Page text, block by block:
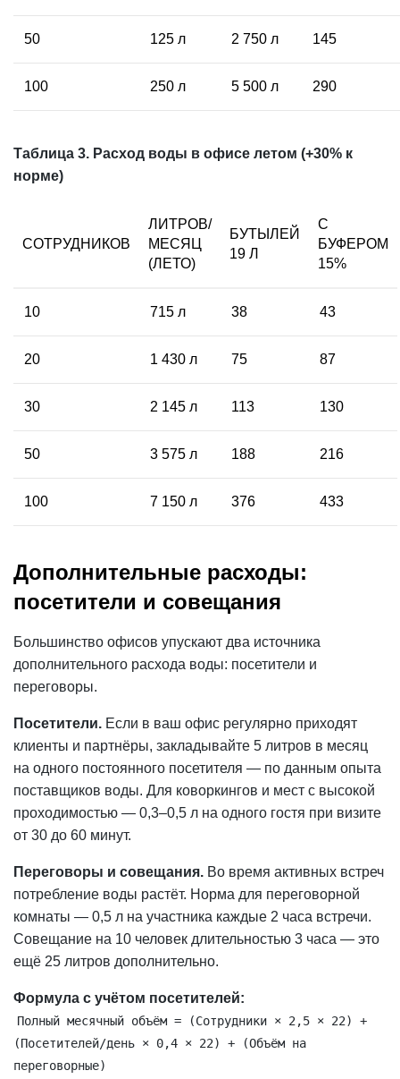
50 125 л 2 750 л 145
100 250 л 5 500 л 290
Таблица 3. Расход воды в офисе летом (+30% к
норме)
СОТРУДНИКОВ
ЛИТРОВ/
МЕСЯЦ
(ЛЕТО)
БУТЫЛЕЙ
19 Л
С
БУФЕРОМ
15%
10 715 л 38 43
20 1 430 л 75 87
30 2 145 л 113 130
50 3 575 л 188 216
100 7 150 л 376 433
Дополнительные расходы:
посетители и совещания
Большинство офисов упускают два источника
дополнительного расхода воды: посетители и
переговоры.
Посетители. Если в ваш офис регулярно приходят
клиенты и партнёры, закладывайте 5 литров в месяц
на одного постоянного посетителя — по данным опыта
поставщиков воды. Для коворкингов и мест с высокой
проходимостью — 0,3–0,5 л на одного гостя при визите
от 30 до 60 минут.
Переговоры и совещания. Во время активных встреч
потребление воды растёт. Норма для переговорной
комнаты — 0,5 л на участника каждые 2 часа встречи.
Совещание на 10 человек длительностью 3 часа — это
ещё 25 литров дополнительно.
Формула с учётом посетителей:
Полный месячный объём = (Сотрудники × 2,5 × 22) +
(Посетителей/день × 0,4 × 22) + (Объём на
переговорные)